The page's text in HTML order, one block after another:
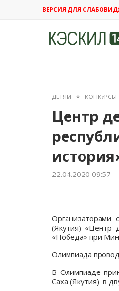
ВЕРСИЯ ДЛЯ
ДЕТЯМ КОНКУРСЫ
Центр
22.04.2020 09:57
Организаторами
(Якутия) «Центр
«Победа» при
Олимпиада
В Олимпиаде
Саха (Якутия) в